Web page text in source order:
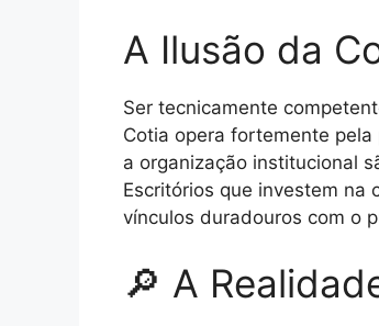
A Ilusão da
Ser tecnicamente
Cotia opera fortemente
a organização institucional
Escritórios que investem na
vínculos duradouros com o
🔎 A